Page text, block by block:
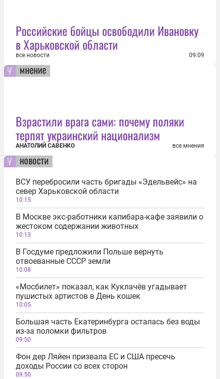
Российские бойцы освободили Ивановку
в Харьковской области
все новости 09:09
мнение
Взрастили врага сами: почему поляки
терпят украинский национализм
АНАТОЛИЙ САВЕНКО все мнения
новости
ВСУ перебросили часть бригады «Эдельвейс» на
север Харьковской области
10:15
В Москве экс-работники капибара-кафе заявили о
жестоком содержании животных
10:13
В Госдуме предложили Польше вернуть
отвоеванные СССР земли
10:08
«Мосбилет» показал, как Куклачёв угадывает
пушистых артистов в День кошек
10:05
Большая часть Екатеринбурга осталась без воды
из-за поломки фильтров
09:50
Фон дер Ляйен призвала ЕС и США пресечь
доходы России со всех сторон
09:50